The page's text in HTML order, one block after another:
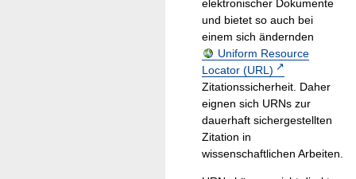
elektronischer Dokumente
und bietet so auch bei
einem sich ändernden
Uniform Resource
Locator (URL)
Zitationssicherheit. Daher
eignen sich URNs zur
dauerhaft sichergestellten
Zitation in
wissenschaftlichen Arbeiten.